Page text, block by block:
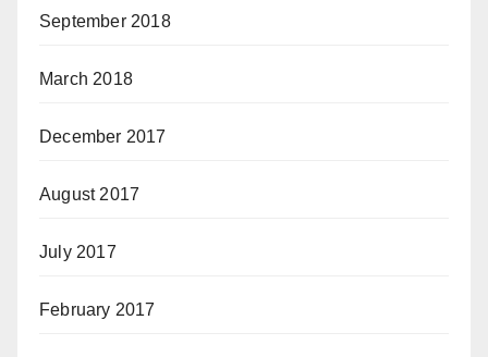
September 2018
March 2018
December 2017
August 2017
July 2017
February 2017